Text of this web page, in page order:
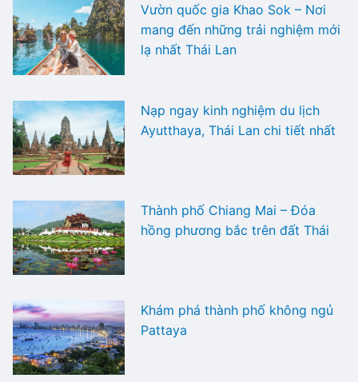
Vườn quốc gia Khao Sok – Nơi
mang đến những trải nghiệm mới
lạ nhất Thái Lan
Nạp ngay kinh nghiệm du lịch
Ayutthaya, Thái Lan chi tiết nhất
Thành phố Chiang Mai – Đóa
hồng phương bắc trên đất Thái
Khám phá thành phố không ngủ
Pattaya